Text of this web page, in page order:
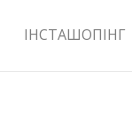
ІНСТАШОПІНГ